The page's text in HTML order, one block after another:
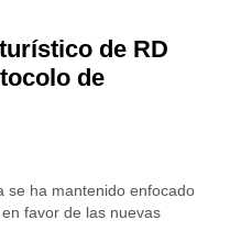
de RD
de
se ha mantenido enfocado
favor de las nuevas